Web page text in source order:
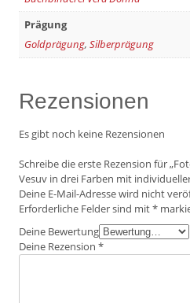
Prägung
Goldprägung, Silberprägung
Rezensionen
Es gibt noch keine Rezensionen
Schreibe die erste Rezension für
Vesuv in drei Farben mit
Deine E-Mail-Adresse wird nicht
Erforderliche Felder sind mit*
Deine Bewertung
Deine Rezension*